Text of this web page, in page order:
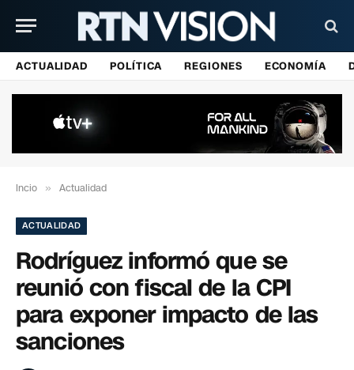
ACTUALIDAD POLÍTICA REGIONES ECONOMÍA
Incio » Actualidad
ACTUALIDAD
Rodríguez informó que se
reunió con fiscal de la CPI
para exponer impacto de las
sanciones